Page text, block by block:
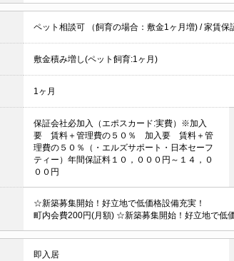
ペット相談可 （飼育の場合：敷金1ヶ月増) /家賃保
敷金積み増し(ペット飼育:1ヶ月)
1ヶ月
保証会社必加入（エポスカード:実費）※加入
要 賃料＋管理費の５０％ 加入要 賃料＋管
理費の５０％（・エルズサポート・日本セーフ
ティー）年間保証料１０，０００円～１４，０
００円
☆新築募集開始！好立地で低価格設備充実！
町内会費200円(月額) ☆新築募集開始！好立地で低
即入居